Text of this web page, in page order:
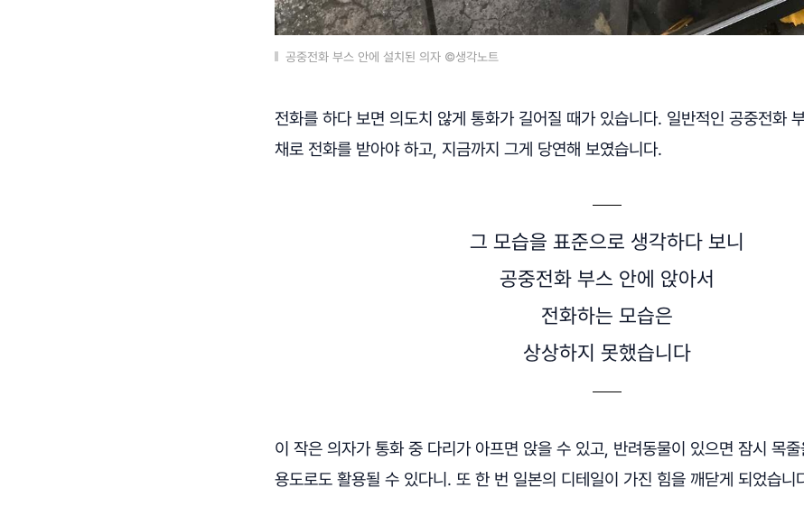
공중전화 부스 안에 설치된 의자 ©생각노트
전화를 하다 보면 의도치 않게 통화가 길어질 때가 있습니다. 일반적인 공중전화
채로 전화를 받아야 하고, 지금까지 그게 당연해 보였습니다.
그 모습을 표준으로 생각하다 보니
공중전화 부스 안에 앉아서
전화하는 모습은
상상하지 못했습니다
이 작은 의자가 통화 중 다리가 아프면 앉을 수 있고, 반려동물이 있으면 잠시 목
용도로도 활용될 수 있다니. 또 한 번 일본의 디테일이 가진 힘을 깨닫게 되었습니